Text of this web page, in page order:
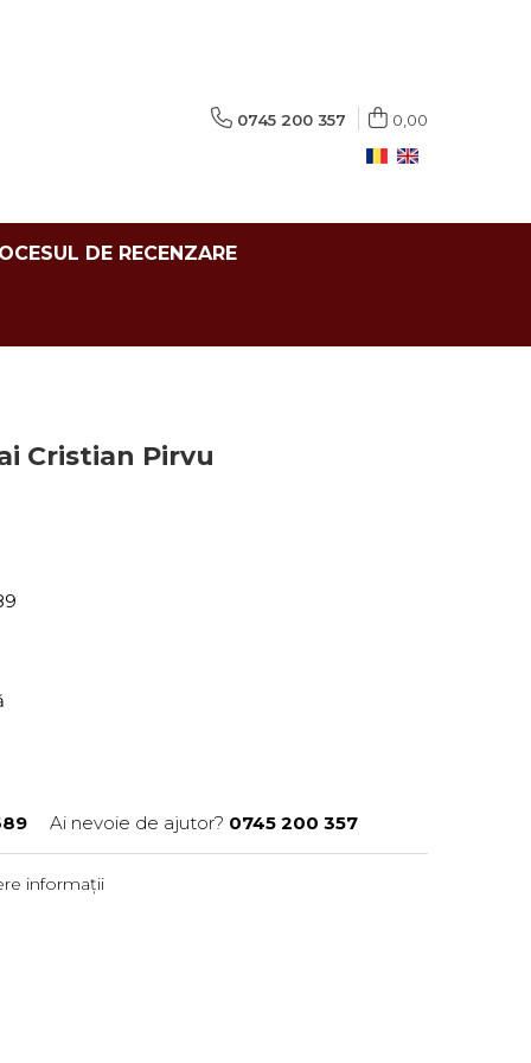
0745 200 357 0,00
DE RECENZARE
Cristian Pirvu
Ai nevoie de ajutor? 0745 200 357
informații